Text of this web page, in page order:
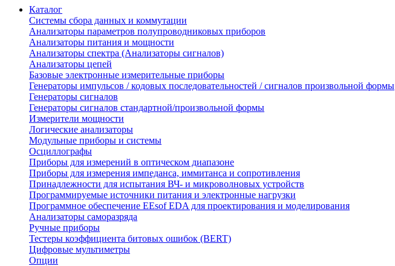
Каталог
Cистемы сбора данных и коммутации
Анализаторы параметров полупроводниковых приборов
Анализаторы питания и мощности
Анализаторы спектра (Анализаторы сигналов)
Анализаторы цепей
Базовые электронные измерительные приборы
Генераторы импульсов / кодовых последовательностей / сигналов произвольной формы
Генераторы сигналов
Генераторы сигналов стандартной/произвольной формы
Измерители мощности
Логические анализаторы
Модульные приборы и системы
Осциллографы
Приборы для измерений в оптическом диапазоне
Приборы для измерения импеданса, иммитанса и сопротивления
Принадлежности для испытания ВЧ- и микроволновых устройств
Программируемые источники питания и электронные нагрузки
Программное обеспечение EEsof EDA для проектирования и моделирования
Анализаторы саморазряда
Ручные приборы
Тестеры коэффициента битовых ошибок (BERT)
Цифровые мультиметры
Опции